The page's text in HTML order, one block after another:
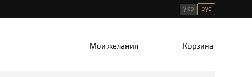
укр рус
Мои желания Корзина